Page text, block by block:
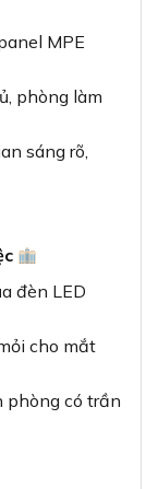
MPE
phòng làm
sáng rõ,
đèn LED
cho mắt
phòng có trần